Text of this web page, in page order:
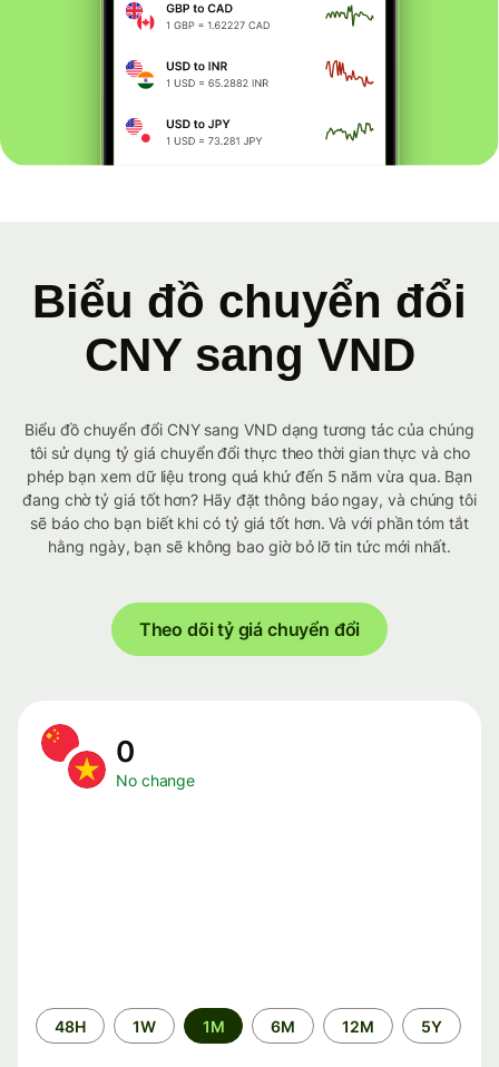
Biểu đồ chuyển đổi
CNY sang VND
Biểu đồ chuyển đổi CNY sang VND dạng tương tác của chúng
tôi sử dụng tỷ giá chuyển đổi thực theo thời gian thực và cho
phép bạn xem dữ liệu trong quá khứ đến 5 năm vừa qua. Bạn
đang chờ tỷ giá tốt hơn? Hãy đặt thông báo ngay, và chúng tôi
sẽ báo cho bạn biết khi có tỷ giá tốt hơn. Và với phần tóm tắt
hằng ngày, bạn sẽ không bao giờ bỏ lỡ tin tức mới nhất.
Theo dõi tỷ giá chuyển đổi
0
No change
Time
period
48H 1W 1M 6M 12M 5Y